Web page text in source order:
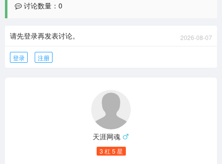
讨论数量：0
请先登录再发表讨论。 2026-08-07
登录 注册
天涯网魂
3 杠 5 星